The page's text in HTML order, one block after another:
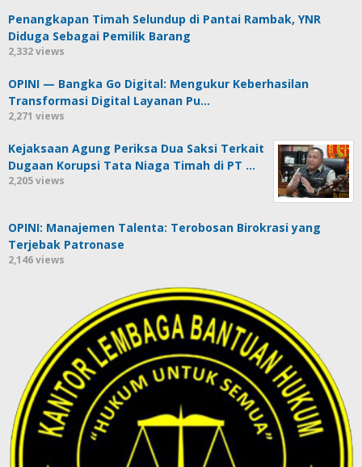
Penangkapan Timah Selundup di Pantai Rambak, YNR
Diduga Sebagai Pemilik Barang
2,332 views
OPINI — Bangka Go Digital: Mengukur Keberhasilan
Transformasi Digital Layanan Pu…
2,271 views
Kejaksaan Agung Periksa Dua Saksi Terkait
Dugaan Korupsi Tata Niaga Timah di PT …
2,205 views
OPINI: Manajemen Talenta: Terobosan Birokrasi yang
Terjebak Patronase
2,146 views